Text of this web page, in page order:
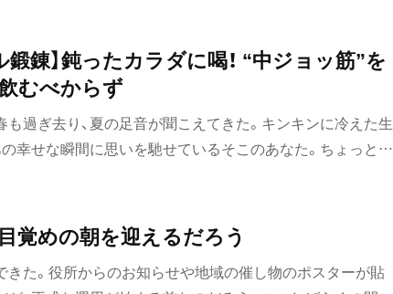
像をよく見ると、恐いけど美人だったりする。新宿の太宗
奪衣婆がいる。その近くの正受院には世界最高の人気を誇
ほかにも数多くの個性的な奪衣婆がいる。奪衣婆信仰の本
て、東京に来て、奪衣婆像を拝まないなんて、ありえない！
鍛錬】鈍ったカラダに喝！ “中ジョッ筋”を
むべからず
過ぎ去り、夏の足音が聞こえてきた。キンキンに冷えた生
幸せな瞬間に思いを馳せているそこのあなた。ちょっと待
てた足腰、やせ細った腕、たるんだお腹。そんなカラダで飲
するためには、だらけまくった肉体を鍛えなおすべし！
名も“飲み歩きマッスル”の鍛錬に励む筋トレガイド企画で
覚めの朝を迎えるだろう
た。役所からのお知らせや地域の催し物のポスターが貼